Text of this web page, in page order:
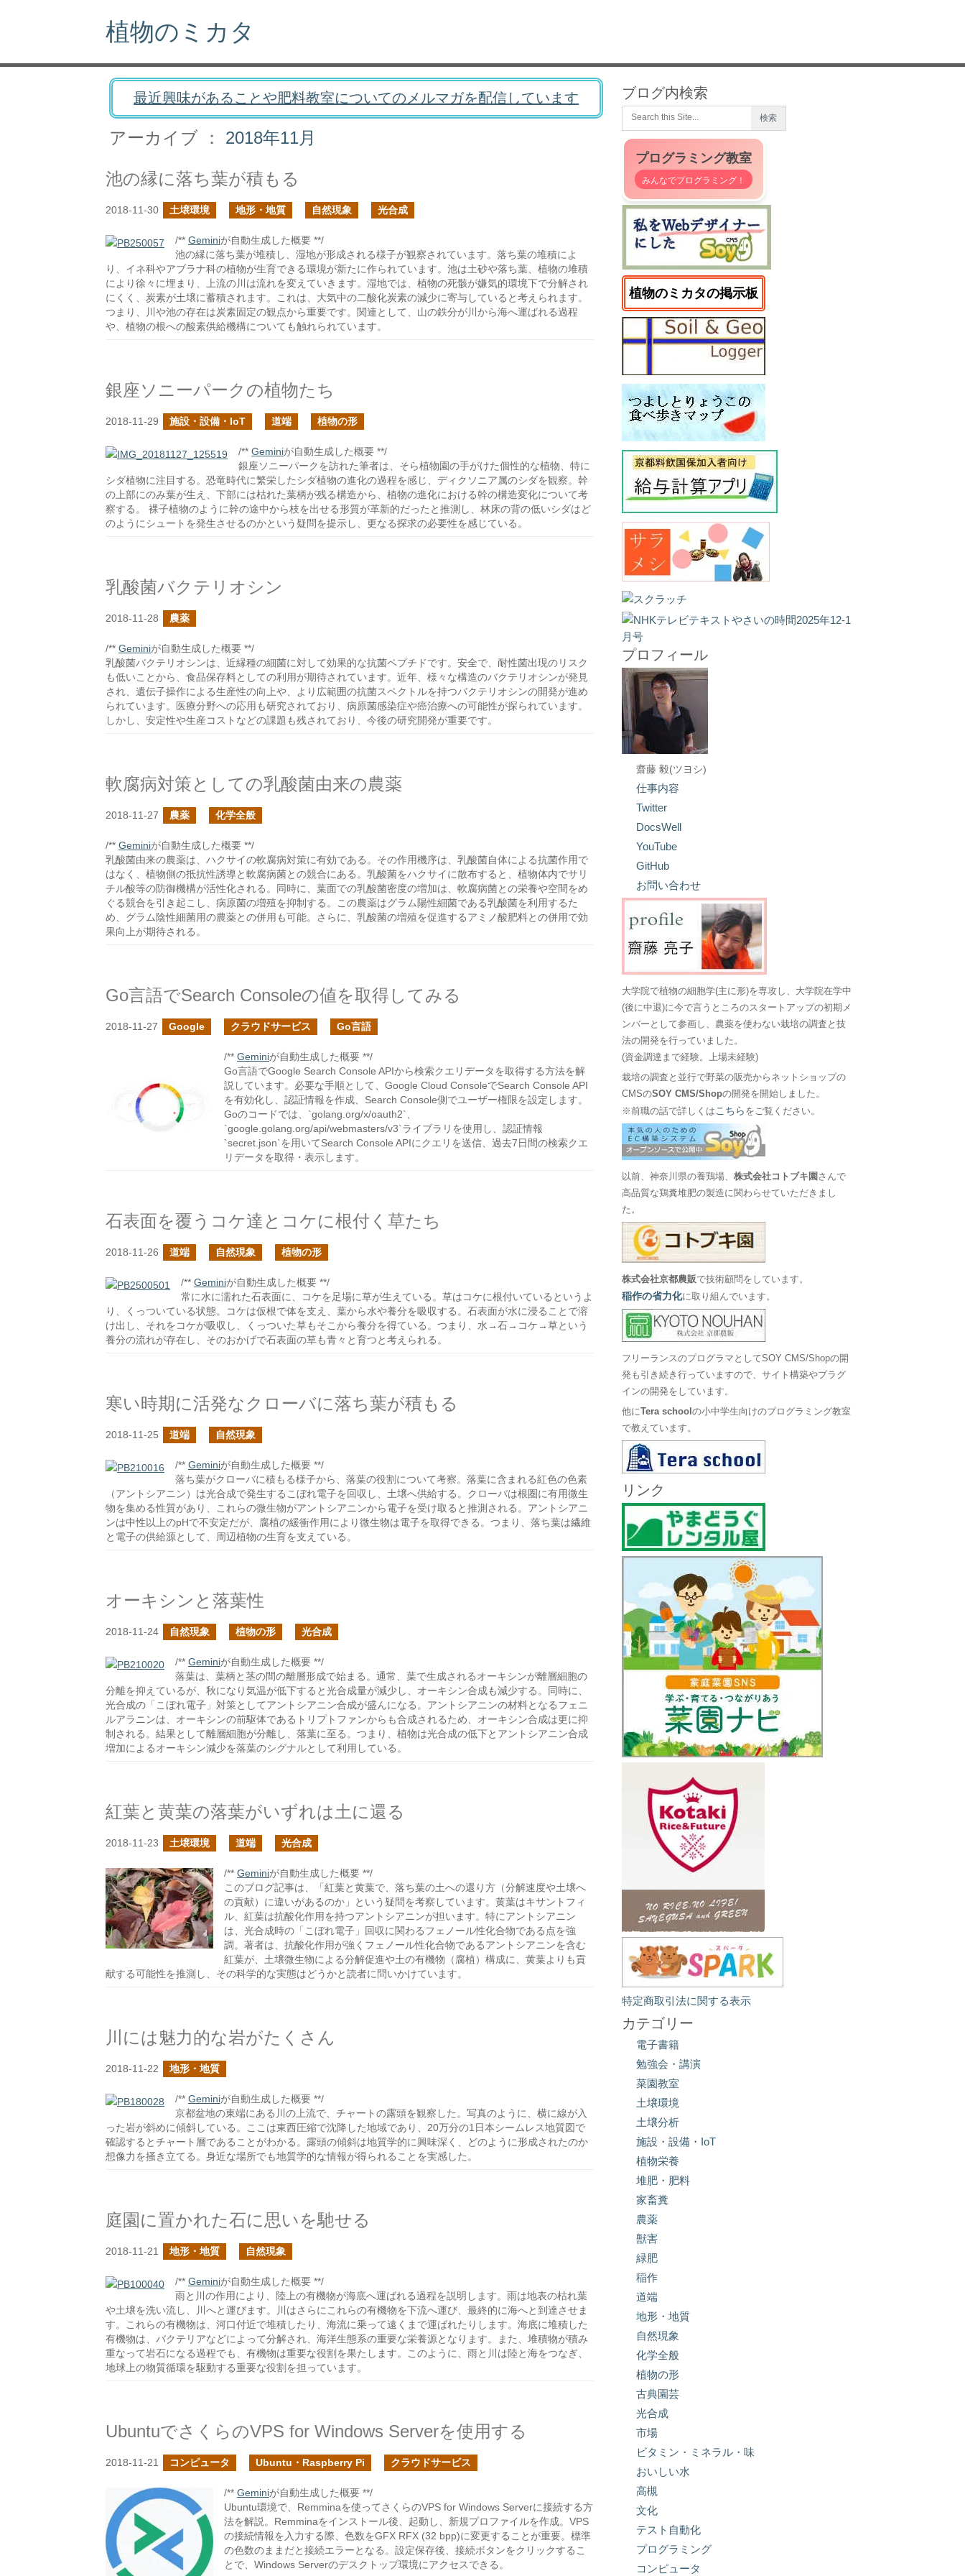
植物のミカタ
最近興味があることや肥料教室についてのメルマガを配信しています
アーカイブ ： 2018年11月
池の縁に落ち葉が積もる
2018-11-30 土壌環境 地形・地質 自然現象 光合成
/** Geminiが自動生成した概要 **/
池の縁に落ち葉が堆積し、湿地が形成される様子が観察されています。落ち葉の堆積によ
り、イネ科やアブラナ科の植物が生育できる環境が新たに作られています。池は土砂や落ち葉、植物の堆積
により徐々に埋まり、上流の川は流れを変えていきます。湿地では、植物の死骸が嫌気的環境下で分解され
にくく、炭素が土壌に蓄積されます。これは、大気中の二酸化炭素の減少に寄与していると考えられます。
つまり、川や池の存在は炭素固定の観点から重要です。関連として、山の鉄分が川から海へ運ばれる過程
や、植物の根への酸素供給機構についても触れられています。
銀座ソニーパークの植物たち
2018-11-29 施設・設備・IoT 道端 植物の形
/** Geminiが自動生成した概要 **/
銀座ソニーパークを訪れた筆者は、そら植物園の手がけた個性的な植物、特に
シダ植物に注目する。恐竜時代に繁栄したシダ植物の進化の過程を感じ、ディクソニア属のシダを観察。幹
の上部にのみ葉が生え、下部には枯れた葉柄が残る構造から、植物の進化における幹の構造変化について考
察する。 裸子植物のように幹の途中から枝を出せる形質が革新的だったと推測し、林床の背の低いシダはど
のようにシュートを発生させるのかという疑問を提示し、更なる探求の必要性を感じている。
乳酸菌バクテリオシン
2018-11-28 農薬
/** Geminiが自動生成した概要 **/
乳酸菌バクテリオシンは、近縁種の細菌に対して効果的な抗菌ペプチドです。安全で、耐性菌出現のリスク
も低いことから、食品保存料としての利用が期待されています。近年、様々な構造のバクテリオシンが発見
され、遺伝子操作による生産性の向上や、より広範囲の抗菌スペクトルを持つバクテリオシンの開発が進め
られています。医療分野への応用も研究されており、病原菌感染症や癌治療への可能性が探られています。
しかし、安定性や生産コストなどの課題も残されており、今後の研究開発が重要です。
軟腐病対策としての乳酸菌由来の農薬
2018-11-27 農薬 化学全般
/** Geminiが自動生成した概要 **/
乳酸菌由来の農薬は、ハクサイの軟腐病対策に有効である。その作用機序は、乳酸菌自体による抗菌作用で
はなく、植物側の抵抗性誘導と軟腐病菌との競合にある。乳酸菌をハクサイに散布すると、植物体内でサリ
チル酸等の防御機構が活性化される。同時に、葉面での乳酸菌密度の増加は、軟腐病菌との栄養や空間をめ
ぐる競合を引き起こし、病原菌の増殖を抑制する。この農薬はグラム陽性細菌である乳酸菌を利用するた
め、グラム陰性細菌用の農薬との併用も可能。さらに、乳酸菌の増殖を促進するアミノ酸肥料との併用で効
果向上が期待される。
Go言語でSearch Consoleの値を取得してみる
2018-11-27 Google クラウドサービス Go言語
/** Geminiが自動生成した概要 **/
Go言語でGoogle Search Console APIから検索クエリデータを取得する方法を解
説しています。必要な手順として、Google Cloud ConsoleでSearch Console API
を有効化し、認証情報を作成、Search Console側でユーザー権限を設定します。
Goのコードでは、`golang.org/x/oauth2`、
`google.golang.org/api/webmasters/v3`ライブラリを使用し、認証情報
`secret.json`を用いてSearch Console APIにクエリを送信、過去7日間の検索クエ
リデータを取得・表示します。
石表面を覆うコケ達とコケに根付く草たち
2018-11-26 道端 自然現象 植物の形
/** Geminiが自動生成した概要 **/
常に水に濡れた石表面に、コケを足場に草が生えている。草はコケに根付いているというよ
り、くっついている状態。コケは仮根で体を支え、葉から水や養分を吸収する。石表面が水に浸ることで溶
け出し、それをコケが吸収し、くっついた草もそこから養分を得ている。つまり、水→石→コケ→草という
養分の流れが存在し、そのおかげで石表面の草も青々と育つと考えられる。
寒い時期に活発なクローバに落ち葉が積もる
2018-11-25 道端 自然現象
/** Geminiが自動生成した概要 **/
落ち葉がクローバに積もる様子から、落葉の役割について考察。落葉に含まれる紅色の色素
（アントシアニン）は光合成で発生するこぼれ電子を回収し、土壌へ供給する。クローバは根圏に有用微生
物を集める性質があり、これらの微生物がアントシアニンから電子を受け取ると推測される。アントシアニ
ンは中性以上のpHで不安定だが、腐植の緩衝作用により微生物は電子を取得できる。つまり、落ち葉は繊維
と電子の供給源として、周辺植物の生育を支えている。
オーキシンと落葉性
2018-11-24 自然現象 植物の形 光合成
/** Geminiが自動生成した概要 **/
落葉は、葉柄と茎の間の離層形成で始まる。通常、葉で生成されるオーキシンが離層細胞の
分離を抑えているが、秋になり気温が低下すると光合成量が減少し、オーキシン合成も減少する。同時に、
光合成の「こぼれ電子」対策としてアントシアニン合成が盛んになる。アントシアニンの材料となるフェニ
ルアラニンは、オーキシンの前駆体であるトリプトファンからも合成されるため、オーキシン合成は更に抑
制される。結果として離層細胞が分離し、落葉に至る。つまり、植物は光合成の低下とアントシアニン合成
増加によるオーキシン減少を落葉のシグナルとして利用している。
紅葉と黄葉の落葉がいずれは土に還る
2018-11-23 土壌環境 道端 光合成
/** Geminiが自動生成した概要 **/
このブログ記事は、「紅葉と黄葉で、落ち葉の土への還り方（分解速度や土壌へ
の貢献）に違いがあるのか」という疑問を考察しています。黄葉はキサントフィ
ル、紅葉は抗酸化作用を持つアントシアニンが担います。特にアントシアニン
は、光合成時の「こぼれ電子」回収に関わるフェノール性化合物である点を強
調。著者は、抗酸化作用が強くフェノール性化合物であるアントシアニンを含む
紅葉が、土壌微生物による分解促進や土の有機物（腐植）構成に、黄葉よりも貢
献する可能性を推測し、その科学的な実態はどうかと読者に問いかけています。
川には魅力的な岩がたくさん
2018-11-22 地形・地質
/** Geminiが自動生成した概要 **/
京都盆地の東端にある川の上流で、チャートの露頭を観察した。写真のように、横に線が入
った岩が斜めに傾斜している。ここは東西圧縮で沈降した地域であり、20万分の1日本シームレス地質図で
確認するとチャート層であることがわかる。露頭の傾斜は地質学的に興味深く、どのように形成されたのか
想像力を掻き立てる。身近な場所でも地質学的な情報が得られることを実感した。
庭園に置かれた石に思いを馳せる
2018-11-21 地形・地質 自然現象
/** Geminiが自動生成した概要 **/
雨と川の作用により、陸上の有機物が海底へ運ばれる過程を説明します。雨は地表の枯れ葉
や土壌を洗い流し、川へと運びます。川はさらにこれらの有機物を下流へ運び、最終的に海へと到達させま
す。これらの有機物は、河口付近で堆積したり、海流に乗って遠くまで運ばれたりします。海底に堆積した
有機物は、バクテリアなどによって分解され、海洋生態系の重要な栄養源となります。また、堆積物が積み
重なって岩石になる過程でも、有機物は重要な役割を果たします。このように、雨と川は陸と海をつなぎ、
地球上の物質循環を駆動する重要な役割を担っています。
UbuntuでさくらのVPS for Windows Serverを使用する
2018-11-21 コンピュータ Ubuntu・Raspberry Pi クラウドサービス
/** Geminiが自動生成した概要 **/
Ubuntu環境で、Remminaを使ってさくらのVPS for Windows Serverに接続する方
法を解説。Remminaをインストール後、起動し、新規プロファイルを作成。VPS
の接続情報を入力する際、色数をGFX RFX (32 bpp)に変更することが重要。標準
の色数のままだと接続エラーとなる。設定保存後、接続ボタンをクリックするこ
とで、Windows Serverのデスクトップ環境にアクセスできる。
ブログ内検索
プログラミング教室
みんなでプログラミング！
植物のミカタの掲示板
プロフィール
齋藤 毅(ツヨシ)
仕事内容
Twitter
DocsWell
YouTube
GitHub
お問い合わせ
大学院で植物の細胞学(主に形)を専攻し、大学院在学中
(後に中退)に今で言うところのスタートアップの初期メ
ンバーとして参画し、農薬を使わない栽培の調査と技
法の開発を行っていました。
(資金調達まで経験。上場未経験)
栽培の調査と並行で野菜の販売からネットショップの
CMSのSOY CMS/Shopの開発を開始しました。
※前職の話で詳しくは こちら をご覧ください。
以前、神奈川県の養鶏場、株式会社コトブキ園 さんで
高品質な鶏糞堆肥の製造に関わらせていただきまし
た。
株式会社京都農販で技術顧問をしています。
稲作の省力化に取り組んでいます。
フリーランスのプログラマとしてSOY CMS/Shopの開
発も引き続き行っていますので、サイト構築やプラグ
インの開発をしています。
他にTera schoolの小中学生向けのプログラミング教室
で教えています。
リンク
特定商取引法に関する表示
カテゴリー
電子書籍
勉強会・講演
菜園教室
土壌環境
土壌分析
施設・設備・IoT
植物栄養
堆肥・肥料
家畜糞
農薬
獣害
緑肥
稲作
道端
地形・地質
自然現象
化学全般
植物の形
古典園芸
光合成
市場
ビタミン・ミネラル・味
おいしい水
高槻
文化
テスト自動化
プログラミング
コンピュータ